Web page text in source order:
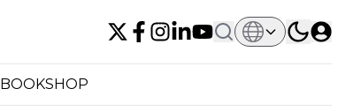
BOOKSHOP